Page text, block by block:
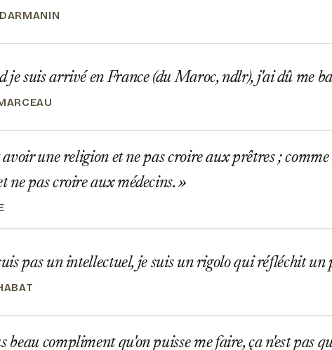
je suis arrivé en France (du Maroc, ndlr), j'ai dû me
une religion et ne pas croire aux prêtres ;
ne pas croire aux médecins.
pas un intellectuel, je suis un rigolo qui réfléchit un
beau compliment qu'on puisse me faire, ça n'est pas